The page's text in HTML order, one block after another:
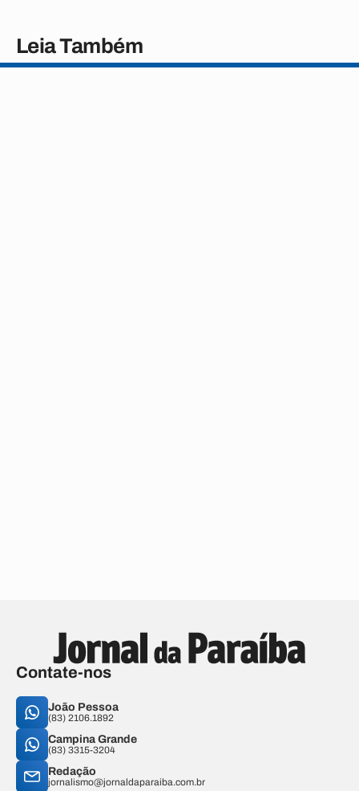
Leia Também
Contate-nos
João Pessoa
(83) 2106.1892
Campina Grande
(83) 3315-3204
Redação
jornalismo@jornaldaparaiba.com.br